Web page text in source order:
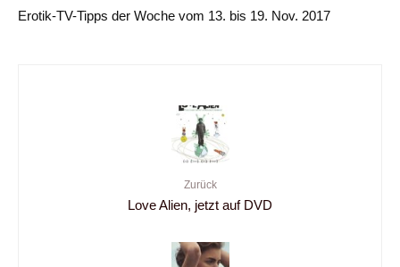
Erotik-TV-Tipps der Woche vom 13. bis 19. Nov. 2017
Zurück
Love Alien, jetzt auf DVD